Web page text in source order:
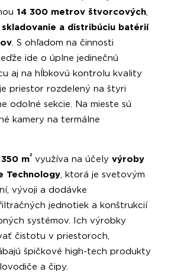
14 300 metrov štvorcových
skladovanie a distribúciu batérií
. S ohľadom na činnosti
ide o úplne jedinečnú
aj na hĺbkovú kontrolu kvality
priestor rozdelený na štyri
odolné sekcie. Na mieste sú
kamery na termálne
m2 využíva na účely výroby
Technology , ktorá je svetovým
vývoji a dodávke
jednotiek a konštrukcií
systémov. Ich výrobky
čistotu v priestoroch,
špičkové high-tech produkty
a čipy.